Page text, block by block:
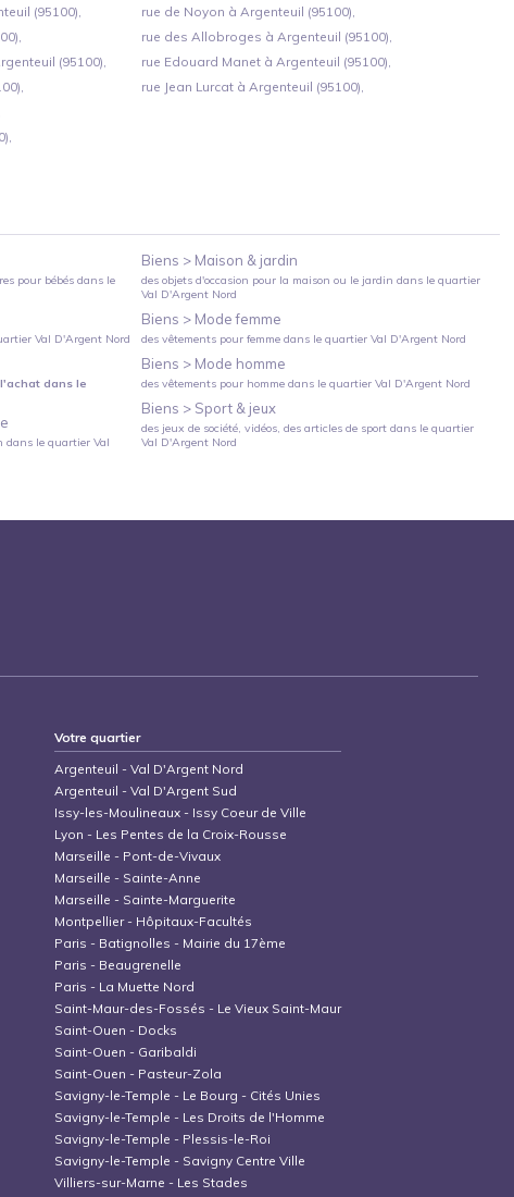
(95100),
(95100),
rue de Noyon à Argenteuil (95100),
rue des Allobroges à Argenteuil (95100),
rue Edouard Manet à Argenteuil (95100),
rue Jean Lurcat à Argenteuil (95100),
pour bébésdans le
Val D'Argent Nord
dans le
dans le quartier Val
Biens > Maison & jardin
des objets d'occasion pour la maison ou le jardin dans le quartier
Val D'Argent Nord
Biens > Mode femme
des vêtements pour femme dans le quartierVal D'Argent Nord
Biens > Mode homme
des vêtements pour homme dans le quartierVal D'Argent Nord
Biens > Sport & jeux
des jeux de société, vidéos, des articles de sport dans le quartier
Val D'Argent Nord
Votre quartier
Argenteuil -Val D'Argent Nord
Argenteuil -Val D'Argent Sud
Issy-les-Moulineaux - Issy Coeur de Ville
Lyon - Les Pentes de la Croix-Rousse
Marseille - Pont-de-Vivaux
Marseille - Sainte-Anne
Marseille - Sainte-Marguerite
Montpellier- Hôpitaux-Facultés
Paris - Batignolles - Mairie du 17ème
Paris - Beaugrenelle
Paris - La Muette Nord
Saint-Maur-des-Fossés - Le Vieux Saint-Maur
Saint-Ouen - Docks
Saint-Ouen - Garibaldi
Saint-Ouen - Pasteur-Zola
Savigny-le-Temple - Le Bourg - Cités Unies
Savigny-le-Temple - Les Droits de l'Homme
Savigny-le-Temple - Plessis-le-Roi
Savigny-le-Temple - Savigny Centre Ville
Villiers-sur-Marne - Les Stades